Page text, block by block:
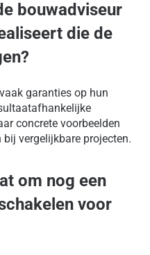
bouwadviseur
die de
garanties op hun
concrete voorbeelden
vergelijkbare projecten.
om nog een
voor